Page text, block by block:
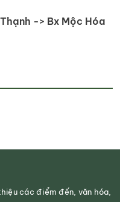
-> Bx Mộc Hóa
các điểm đến, văn hóa,